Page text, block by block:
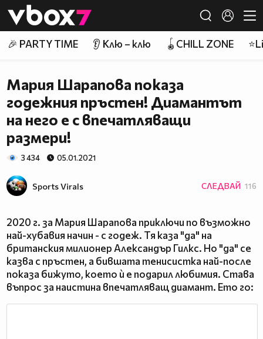
👾
🎉 PARTY TIME 👂 Клю – клю 🪀CHILL ZONE
Мария Шарапова показа
годежния пръстен! Диамантът
на него е с впечатляващи
размери!
3 434 05.01.2021
Sports Virals СЛЕДВАЙ 116
2020 г. за Мария Шарапова приключи по възможно
най-хубавия начин - с годеж. Тя каза "да" на
британския милионер Александър Гилкс. Но "да" се
казва с пръстен, а бившата тенисистка най-после
показа бижуто, което ѝ е подарил любимия. Става
въпрос за наистина впечатляващ диамант. Ето го: